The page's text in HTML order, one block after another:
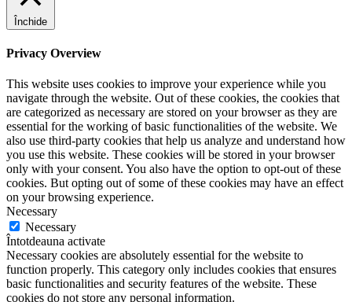
Închide
Privacy Overview
This website uses cookies to improve your experience while you
navigate through the website. Out of these cookies, the cookies that
are categorized as necessary are stored on your browser as they are
essential for the working of basic functionalities of the website. We
also use third-party cookies that help us analyze and understand how
you use this website. These cookies will be stored in your browser
only with your consent. You also have the option to opt-out of these
cookies. But opting out of some of these cookies may have an effect
on your browsing experience.
Necessary
Necessary
Întotdeauna activate
Necessary cookies are absolutely essential for the website to
function properly. This category only includes cookies that ensures
basic functionalities and security features of the website. These
cookies do not store any personal information.